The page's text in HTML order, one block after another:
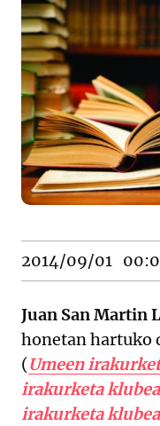
2014/09/01
Juan San Martin
honetan hartuko
(Umeen
irakurketa
irakurketa